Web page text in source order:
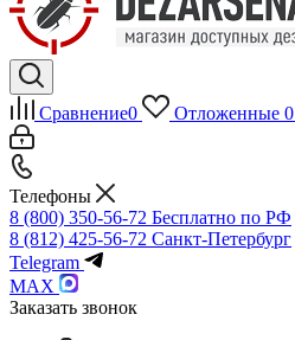
Сравнение0 Отложенные 0
Телефоны
8 (800) 350-56-72 Бесплатно по РФ
8 (812) 425-56-72 Санкт-Петербург
Telegram
MAX
Заказать звонок